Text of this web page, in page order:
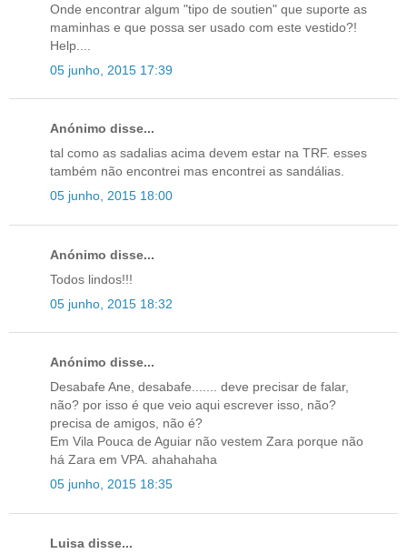
Onde encontrar algum "tipo de soutien" que suporte as
maminhas e que possa ser usado com este vestido?!
Help....
05 junho, 2015 17:39
Anónimo disse...
tal como as sadalias acima devem estar na TRF. esses
também não encontrei mas encontrei as sandálias.
05 junho, 2015 18:00
Anónimo disse...
Todos lindos!!!
05 junho, 2015 18:32
Anónimo disse...
Desabafe Ane, desabafe....... deve precisar de falar,
não? por isso é que veio aqui escrever isso, não?
precisa de amigos, não é?
Em Vila Pouca de Aguiar não vestem Zara porque não
há Zara em VPA. ahahahaha
05 junho, 2015 18:35
Luisa disse...